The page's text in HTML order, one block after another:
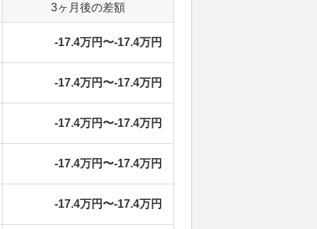
3ヶ月後の差額
-17.4万円〜-17.4万円
-17.4万円〜-17.4万円
-17.4万円〜-17.4万円
-17.4万円〜-17.4万円
-17.4万円〜-17.4万円